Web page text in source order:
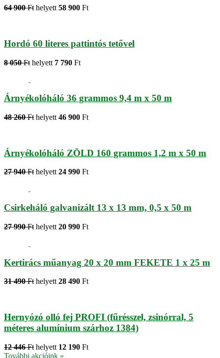
64 900 Ft helyett 58 900 Ft
Hordó 60 literes pattintós tetővel
8 050 Ft helyett 7 790 Ft
Árnyékolóháló 36 grammos 9,4 m x 50 m
48 260 Ft helyett 46 900 Ft
Árnyékolóháló ZÖLD 160 grammos 1,2 m x 50 m
27 940 Fthelyett24 990 Ft
Csirkeháló galvanizált 13 x 13 mm, 0,5 x 50 m
27 990 Ft helyett 20 990 Ft
Kertirács műanyag 20 x 20 mm FEKETE 1 x 25 m
31 490 Ft helyett 28 490 Ft
Hernyózó olló fej PROFI (fűrésszel, zsinórral, 5
méteres alumínium szárhoz 1384)
12 446 Ft helyett 12 190 Ft
További akcióink »